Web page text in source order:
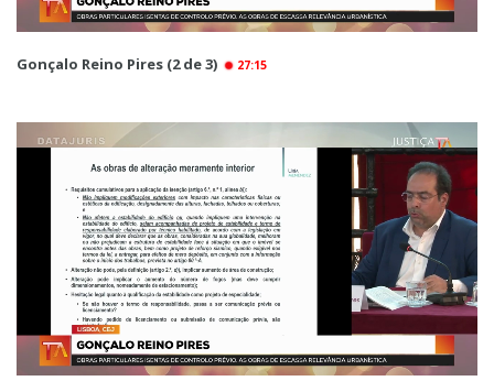
Gonçalo Reino Pires (2 de 3) 27:15